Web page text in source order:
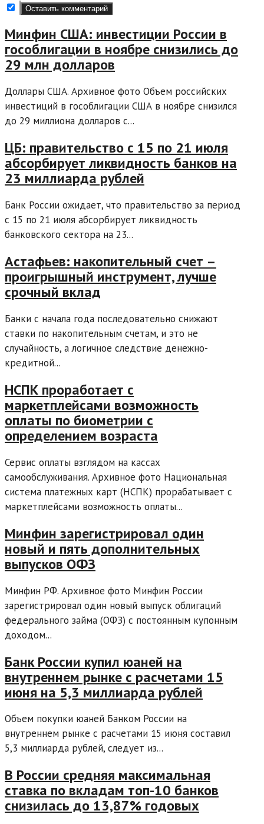
Минфин США: инвестиции России в
гособлигации в ноябре снизились до
29 млн долларов
Доллары США. Архивное фото Объем российских
инвестиций в гособлигации США в ноябре снизился
до 29 миллиона долларов с...
ЦБ: правительство с 15 по 21 июля
абсорбирует ликвидность банков на
23 миллиарда рублей
Банк России ожидает, что правительство за период
с 15 по 21 июля абсорбирует ликвидность
банковского сектора на 23...
Астафьев: накопительный счет –
проигрышный инструмент, лучше
срочный вклад
Банки с начала года последовательно снижают
ставки по накопительным счетам, и это не
случайность, а логичное следствие денежно-
кредитной...
НСПК проработает с
маркетплейсами возможность
оплаты по биометрии с
определением возраста
Сервис оплаты взглядом на кассах
самообслуживания. Архивное фото Национальная
система платежных карт (НСПК) прорабатывает с
маркетплейсами возможность оплаты...
Минфин зарегистрировал один
новый и пять дополнительных
выпусков ОФЗ
Минфин РФ. Архивное фото Минфин России
зарегистрировал один новый выпуск облигаций
федерального займа (ОФЗ) с постоянным купонным
доходом...
Банк России купил юаней на
внутреннем рынке с расчетами 15
июня на 5,3 миллиарда рублей
Объем покупки юаней Банком России на
внутреннем рынке с расчетами 15 июня составил
5,3 миллиарда рублей, следует из...
В России средняя максимальная
ставка по вкладам топ-10 банков
снизилась до 13,87% годовых